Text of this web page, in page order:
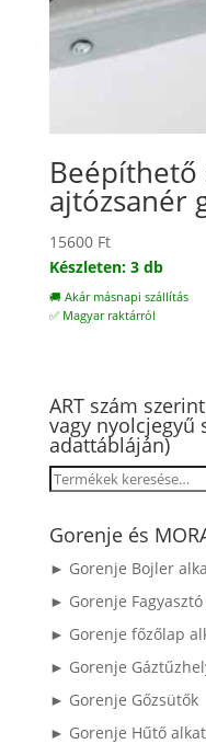
ajtózsanér
15600 Ft
Készleten: 3 db
🚚 Akár másnapi szállítás
✅ Magyar raktárról
ART szám
vagy nyolcjegyű
adattábláján)
Keresés
következőre:
Gorenje és
► Gorenje Bojler
► Gorenje
► Gorenje főzőlap
► Gorenje
► Gorenje Gőzsütők
► Gorenje Hűtő